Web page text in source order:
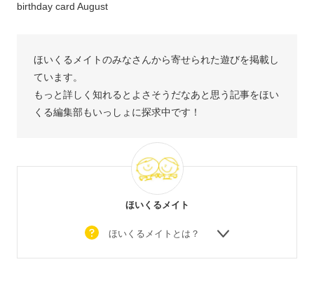
birthday card August
ほいくるメイトのみなさんから寄せられた遊びを掲載し
ています。
もっと詳しく知れるとよさそうだなあと思う記事をほい
くる編集部もいっしょに探求中です！
ほいくるメイト
ほいくるメイトとは？